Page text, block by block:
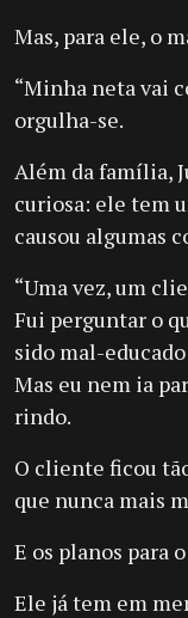
Mas, para ele, o
“Minha neta vai
orgulha-se.
Além da família,
curiosa: ele tem
causou algumas
“Uma vez, um
Fui perguntar o
sido mal-
Mas eu nem ia
rindo.
O cliente ficou
que nunca mais
E os planos para
Ele já tem em